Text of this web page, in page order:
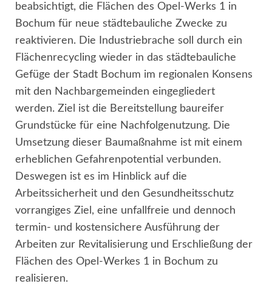
beabsichtigt, die Flächen des Opel-Werks 1 in
Bochum für neue städtebauliche Zwecke zu
reaktivieren. Die Industriebrache soll durch ein
Flächenrecycling wieder in das städtebauliche
Gefüge der Stadt Bochum im regionalen Konsens
mit den Nachbargemeinden eingegliedert
werden. Ziel ist die Bereitstellung baureifer
Grundstücke für eine Nachfolgenutzung. Die
Umsetzung dieser Baumaßnahme ist mit einem
erheblichen Gefahrenpotential verbunden.
Deswegen ist es im Hinblick auf die
Arbeitssicherheit und den Gesundheitsschutz
vorrangiges Ziel, eine unfallfreie und dennoch
termin- und kostensichere Ausführung der
Arbeiten zur Revitalisierung und Erschließung der
Flächen des Opel-Werkes 1 in Bochum zu
realisieren.